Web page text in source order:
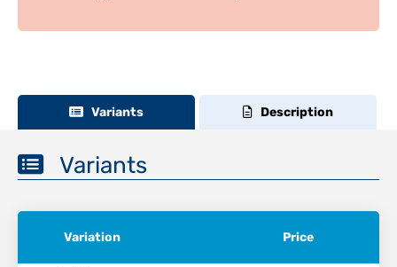
Variants Description
Variants
Variation Price